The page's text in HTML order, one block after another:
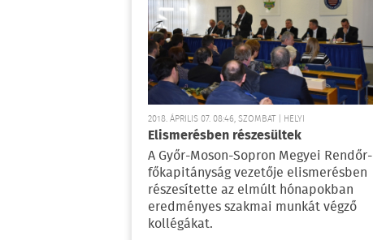
2018. ÁPRILIS 07. 08:46, SZOMBAT | HELYI
Elismerésben részesültek
A Győr-Moson-Sopron Megyei Rendőr-
főkapitányság vezetője elismerésben
részesítette az elmúlt hónapokban
eredményes szakmai munkát végző
kollégákat.